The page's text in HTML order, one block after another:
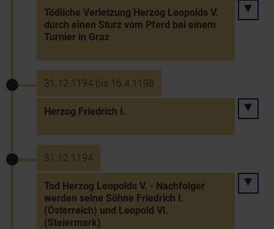
Tödliche Verletzung Herzog Leopolds V.
durch einen Sturz vom Pferd bei einem
Turnier in Graz
31.12.1194 bis 16.4.1198
Herzog Friedrich I.
31.12.1194
Tod Herzog Leopolds V. - Nachfolger
werden seine Söhne Friedrich I.
(Österreich) und Leopold VI.
(Steiermark)